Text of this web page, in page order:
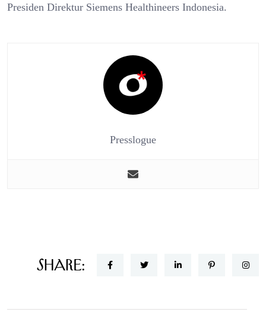
Presiden Direktur Siemens Healthineers Indonesia.
Presslogue
Share: